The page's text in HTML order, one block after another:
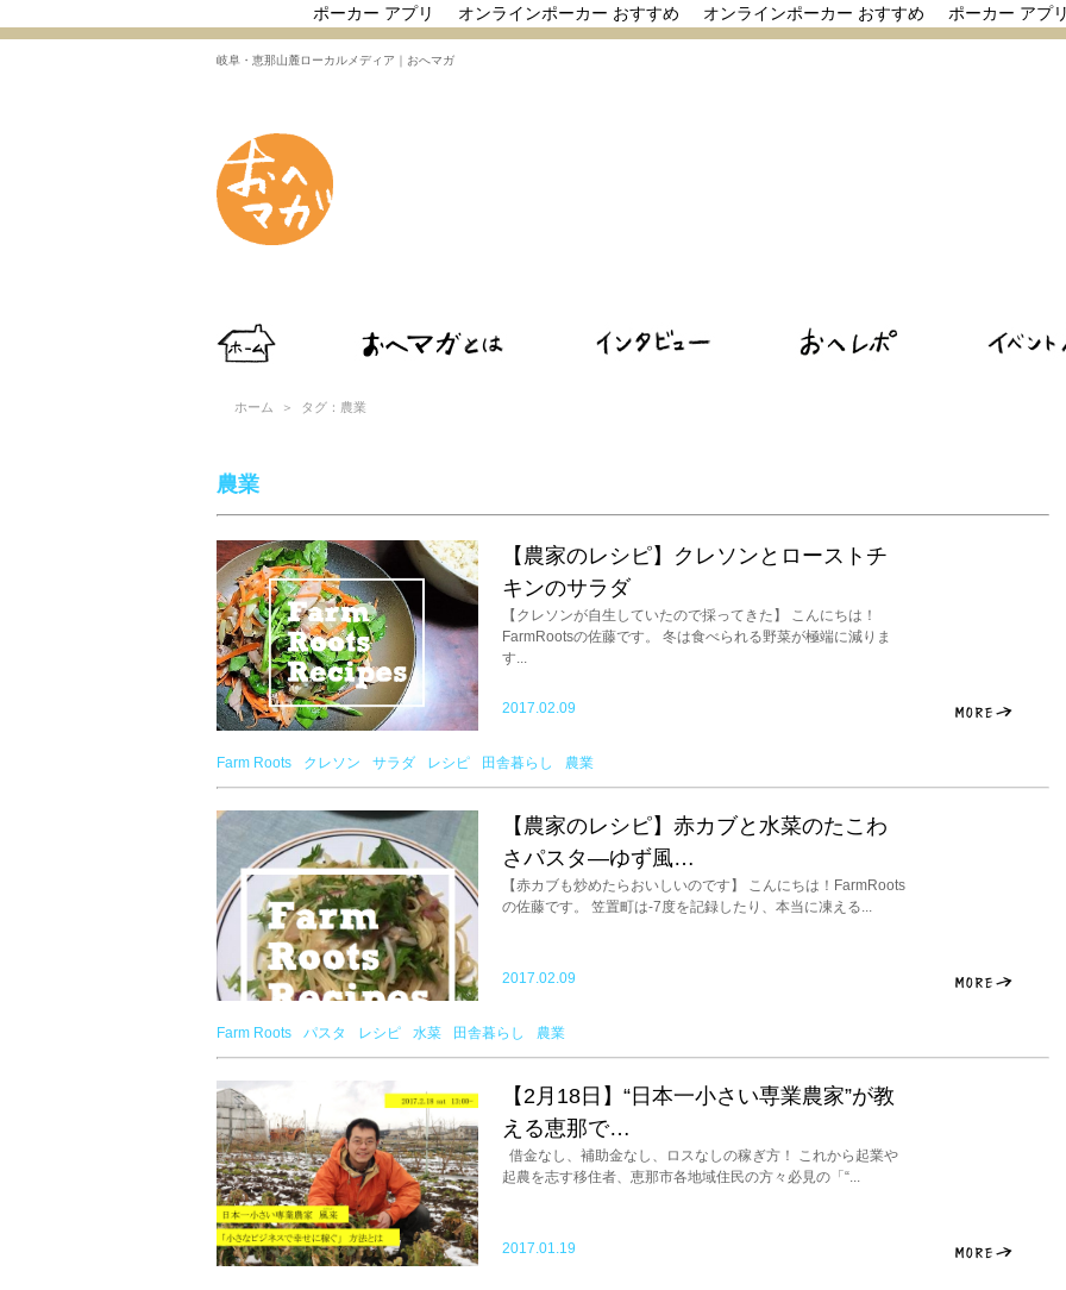
ポーカー アプリ オンラインポーカー おすすめ オンラインポーカー おすすめ ポーカー アプ
岐阜・恵那山麓ローカルメディア｜おへマガ
ホーム ＞ タグ：農業
農業
【農家のレシピ】クレソンとローストチ
キンのサラダ
【クレソンが自生していたので採ってきた】 こんにちは！
FarmRootsの佐藤です。 冬は食べられる野菜が極端に減りま
す...
2017.02.09
Farm Roots クレソン サラダ レシピ 田舎暮らし 農業
【農家のレシピ】赤カブと水菜のたこわ
さパスタ―ゆず風…
【赤カブも炒めたらおいしいのです】 こんにちは！FarmRoots
の佐藤です。 笠置町は-7度を記録したり、本当に凍える...
2017.02.09
Farm Roots パスタ レシピ 水菜 田舎暮らし 農業
【2月18日】“日本一小さい専業農家”が教
える恵那で…
借金なし、補助金なし、ロスなしの稼ぎ方！ これから起業や
起農を志す移住者、恵那市各地域住民の方々必見の「“...
2017.01.19